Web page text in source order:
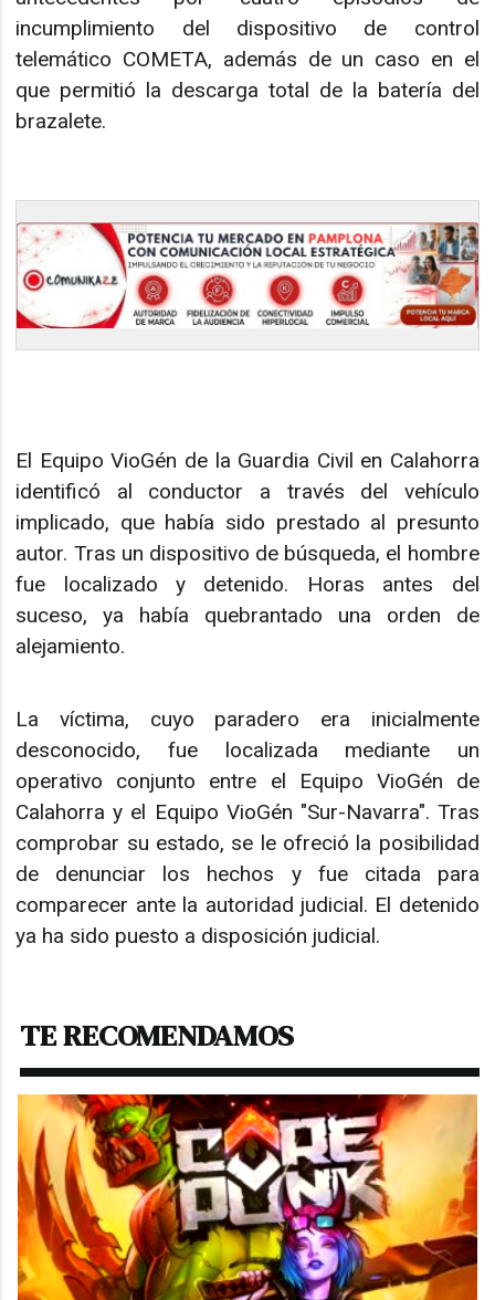
incumplimiento del dispositivo de control
telemático COMETA, además de un caso en el
que permitió la descarga total de la batería del
brazalete.
El Equipo VioGén de la Guardia Civil en Calahorra
identificó al conductor a través del vehículo
implicado, que había sido prestado al presunto
autor. Tras un dispositivo de búsqueda, el hombre
fue localizado y detenido. Horas antes del
suceso, ya había quebrantado una orden de
alejamiento.
La víctima, cuyo paradero era inicialmente
desconocido, fue localizada mediante un
operativo conjunto entre el Equipo VioGén de
Calahorra y el Equipo VioGén "Sur-Navarra". Tras
comprobar su estado, se le ofreció la posibilidad
de denunciar los hechos y fue citada para
comparecer ante la autoridad judicial. El detenido
ya ha sido puesto a disposición judicial.
TE RECOMENDAMOS